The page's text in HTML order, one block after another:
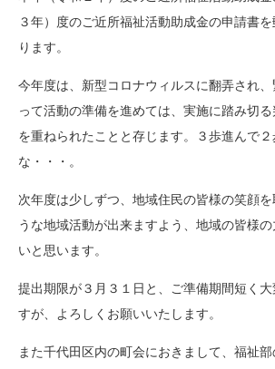
３年）度のご近所福祉活動助成金の申請書
ります。
今年度は、新型コロナウィルスに翻弄され
って活動の準備を進めては、実施に踏み切
を重ねられたことと存じます。３歩進んで２
な・・・。
次年度は少しずつ、地域住民の皆様の笑顔
うな地域活動が出来ますよう、地域の皆様
いと思います。
提出期限が３月３１日と、ご準備期間短く
すが、よろしくお願いいたします。
また千代田区内の町会におきまして、福祉